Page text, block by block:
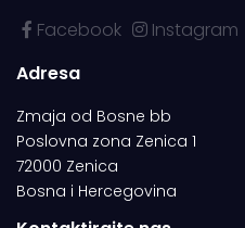
Facebook Instagram
Adresa
Zmaja od Bosne bb
Poslovna zona Zenica 1
72000 Zenica
Bosna i Hercegovina